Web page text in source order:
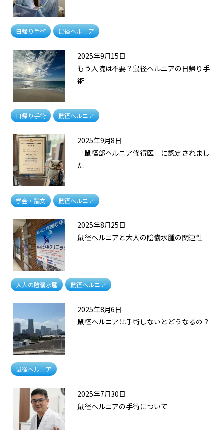
日帰り手術 鼠径ヘルニア
2025年9月15日
もう入院は不要？鼠径ヘルニアの日帰り手
術
日帰り手術 鼠径ヘルニア
2025年9月8日
「鼠径部ヘルニア修得医」に認定されまし
た
学会・論文 鼠径ヘルニア
2025年8月25日
鼠径ヘルニアと大人の陰嚢水腫の関連性
大人の陰嚢水腫 鼠径ヘルニア
2025年8月6日
鼠径ヘルニアは手術しないとどうなるの？
鼠径ヘルニア
2025年7月30日
鼠径ヘルニアの手術について